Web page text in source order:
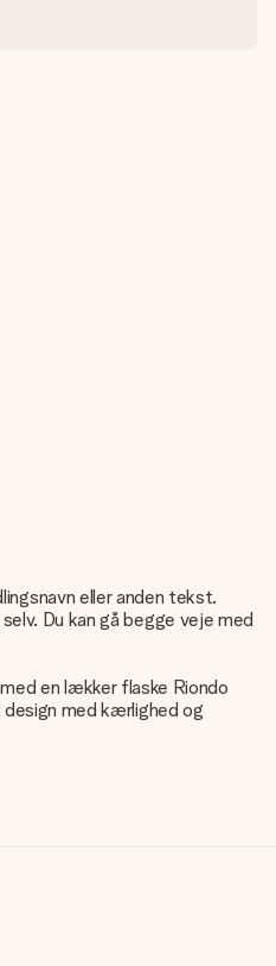
eller anden tekst.
Du kan gå begge veje med
en lækker flaske Riondo
med kærlighed og